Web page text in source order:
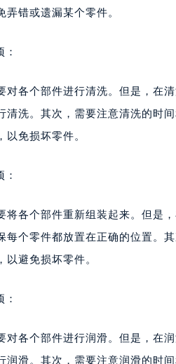
错或遗漏某个零件。
个部件进行清洗。但是，在清
清洗。其次，需要注意清洗的时
以免损坏零件。
各个部件重新组装起来。但是，
每个零件都放置在正确的位置。
避免损坏零件。
个部件进行润滑。但是，在润
润滑。其次，需要注意润滑的时